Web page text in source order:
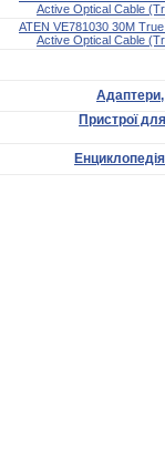
Active Optical Cable
ATEN VE781030 30M
Active Optical Cable
Адаптери,
Пристрої